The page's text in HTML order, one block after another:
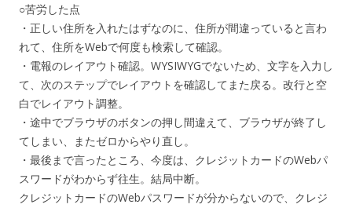
○苦労した点
・正しい住所を入れたはずなのに、住所が間違っていると言わ
れて、住所をWebで何度も検索して確認。
・電報のレイアウト確認。WYSIWYGでないため、文字を入力し
て、次のステップでレイアウトを確認してまた戻る。改行と空
白でレイアウト調整。
・途中でブラウザのボタンの押し間違えて、ブラウザが終了し
てしまい、またゼロからやり直し。
・最後まで言ったところ、今度は、クレジットカードのWebパ
スワードがわからず往生。結局中断。
クレジットカードのWebパスワードが分からないので、クレジ